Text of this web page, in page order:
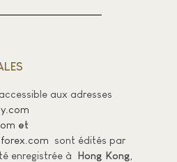
aux adresses
et
sont édités par
enregistrée à Hong Kong